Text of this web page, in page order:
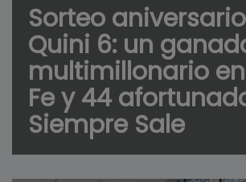
Sorteo
Quini 6: un
multimillonario
Fe y 44
Siempre Sale